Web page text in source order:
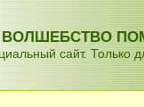
ВОЛШЕБСТВО
сайт. Только